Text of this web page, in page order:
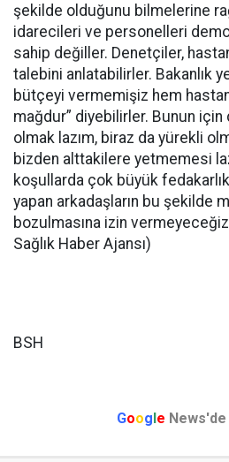
şekilde olduğunu bilmelerine
idarecileri ve personelleri
sahip değiller. Denetçiler,
talebini anlatabilirler. Bakanlık
bütçeyi vermemişiz hem
mağdur” diyebilirler. Bunun
olmak lazım, biraz da yürekli
bizden alttakilere yetmemesi
koşullarda çok büyük
yapan arkadaşların bu şekilde
bozulmasına izin
Sağlık Haber Ajansı)
BSH
Google